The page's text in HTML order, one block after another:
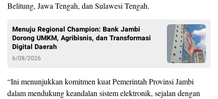
Belitung, Jawa Tengah, dan Sulawesi Tengah.
Menuju Regional Champion: Bank Jambi
Dorong UMKM, Agribisnis, dan Transformasi
Digital Daerah
6/08/2026
“Ini menunjukkan komitmen kuat Pemerintah Provinsi Jambi
dalam mendukung keandalan sistem elektronik, sejalan dengan